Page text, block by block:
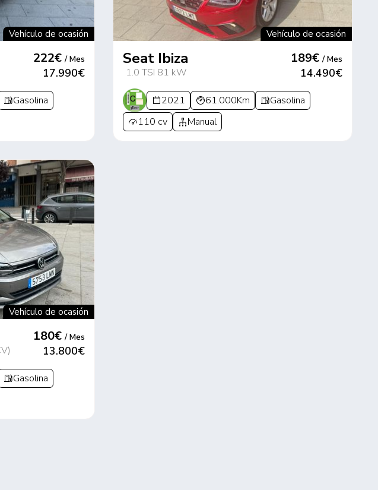
Vehículo de ocasión
222€/ Mes
17.990€
Gasolina
Vehículo de ocasión
Seat Ibiza
1.0 TSI 81 kW
189€/ Mes
14.490€
2021 61.000Km
Gasolina
110 cv
Manual
Vehículo de ocasión
180€/ Mes
13.800€
Gasolina